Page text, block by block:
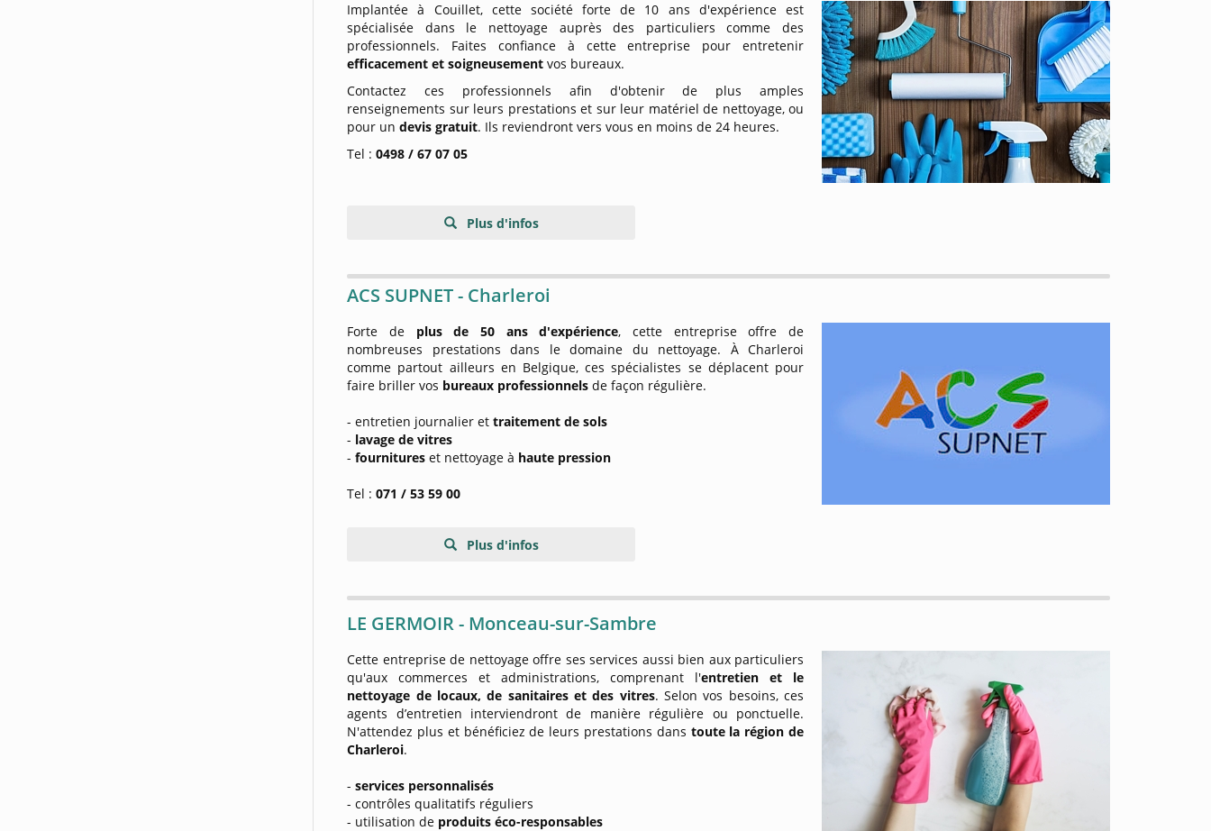
Implantée à Couillet, cette société forte de 10 ans d'expérience est
spécialisée dans le nettoyage auprès des particuliers comme des
professionnels. Faites confiance à cette entreprise pour entretenir
efficacement et soigneusement vos bureaux.
Contactez ces professionnels afin d'obtenir de plus amples
renseignements sur leurs prestations et sur leur matériel de nettoyage, ou
pour undevis gratuit. Ils reviendront vers vous en moins de 24 heures.
Tel :0498 / 67 07 05
Plus d'infos
ACS SUPNET - Charleroi
Forte de plus de 50 ans d'expérience, cette entreprise offre de
nombreuses prestations dans le domaine du nettoyage. À Charleroi
comme partout ailleurs en Belgique, ces spécialistes se déplacent pour
faire briller vos bureaux professionnels de façon régulière.
- entretien journalier ettraitement de sols
- lavage de vitres
-fournitureset nettoyage à haute pression
Tel :071 / 53 59 00
Plus d'infos
LE GERMOIR - Monceau-sur-Sambre
Cette entreprise de nettoyage offre ses services aussi bien aux particuliers
qu'aux commerces et administrations, comprenant l'entretien et le
nettoyage de locaux,de sanitaires et des vitres. Selon vos besoins, ces
agents d’entretien interviendront de manière régulière ou ponctuelle.
N'attendez plus et bénéficiez de leurs prestations dans toute la région de
Charleroi.
-services personnalisés
- contrôles qualitatifs réguliers
- utilisation de produits éco-responsables